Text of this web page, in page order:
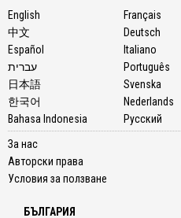
English
中文
Español
עברית
日本語
한국어
Bahasa Indonesia
Français
Deutsch
Italiano
Português
Svenska
Nederlands
Русский
За нас
Авторски права
Условия за ползване
БЪЛГАРИЯ